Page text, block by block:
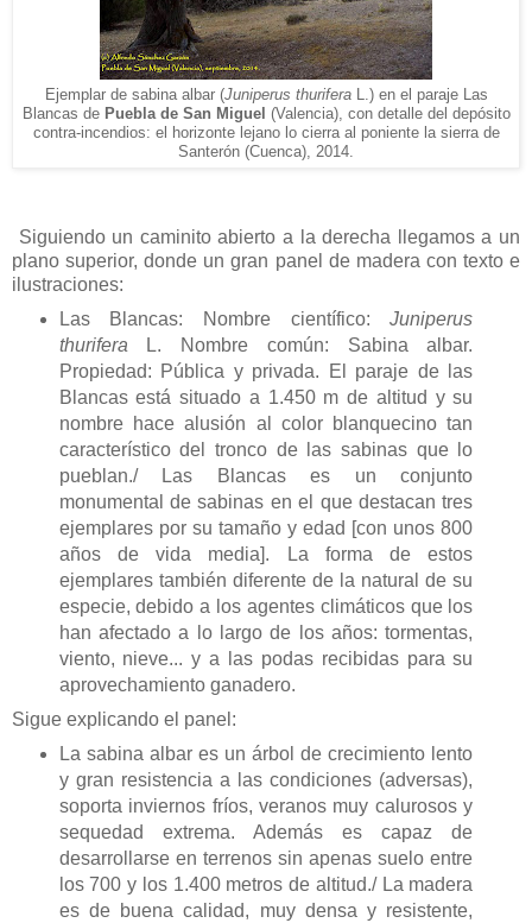
Ejemplar de sabina albar (Juniperus thuriferaL.) en el paraje Las
Blancas de Puebla de San Miguel (Valencia), con detalle del depósito
contra-incendios: el horizonte lejano lo cierra al poniente la sierra de
Santerón (Cuenca), 2014.
Siguiendo un caminito abierto a la derecha llegamos a un
plano superior, donde un gran panel de madera con texto e
ilustraciones:
Las Blancas: Nombre científico:Juniperus
thurifera L. Nombre común: Sabina albar.
Propiedad: Pública y privada. El paraje de las
Blancas está situado a 1.450 m de altitud y su
nombre hace alusión al color blanquecino tan
característico del tronco de las sabinas que lo
pueblan./ Las Blancas es un conjunto
monumental de sabinas en el que destacan tres
ejemplares por su tamaño y edad [con unos 800
años de vida media]. La forma de estos
ejemplares también diferente de la natural de su
especie, debido a los agentes climáticos que los
han afectado a lo largo de los años: tormentas,
viento, nieve... y a las podas recibidas para su
aprovechamiento ganadero.
Sigue explicando el panel:
La sabina albar es un árbol de crecimiento lento
y gran resistencia a las condiciones (adversas),
soporta inviernos fríos, veranos muy calurosos y
sequedad extrema. Además es capaz de
desarrollarse en terrenos sin apenas suelo entre
los 700 y los 1.400 metros de altitud./ La madera
es de buena calidad, muy densa y resistente,